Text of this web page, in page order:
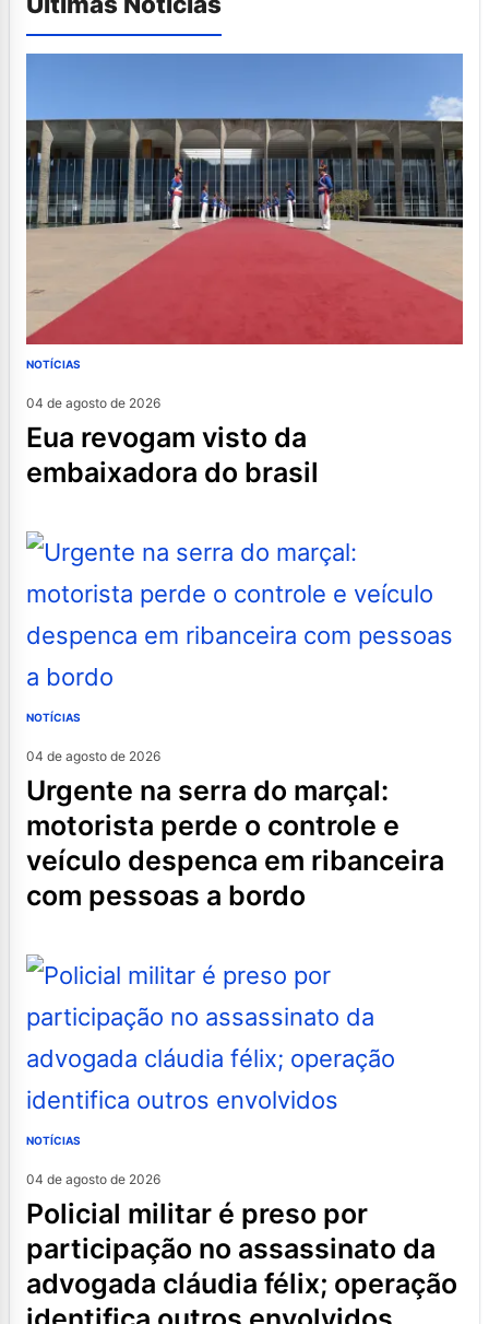
NOTÍCIAS
04 de agosto de 2026
eua revogam visto da
embaixadora do brasil
NOTÍCIAS
04 de agosto de 2026
urgente na serra do marçal:
motorista perde o controle e
veículo despenca em ribanceira
com pessoas a bordo
NOTÍCIAS
04 de agosto de 2026
policial militar é preso por
participação no assassinato da
advogada cláudia félix; operação